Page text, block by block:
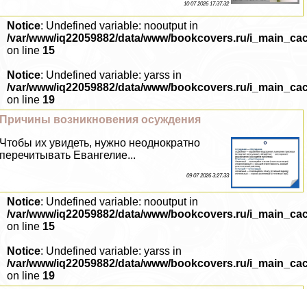
10 07 2026 17:37:32
Notice: Undefined variable: nooutput in
/var/www/iq22059882/data/www/bookcovers.ru/
on line 15
Notice: Undefined variable: yarss in
/var/www/iq22059882/data/www/bookcovers.ru/
on line 19
Причины возникновения осуждения
Чтобы их увидеть, нужно неоднократно
перечитывать Евангелие...
09 07 2026 3:27:33
Notice: Undefined variable: nooutput in
/var/www/iq22059882/data/www/bookcovers.ru/
on line 15
Notice: Undefined variable: yarss in
/var/www/iq22059882/data/www/bookcovers.ru/
on line 19